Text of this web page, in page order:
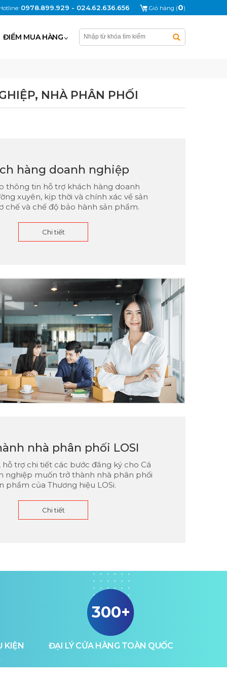
ĐIỂM MUA HÀNG
NHÀ PHÂN PHỐI
hàng doanh nghiệp
thông tin hỗ trợ khách hàng doanh
xuyên, kịp thời và chính xác về sản
chế và chế độ bảo hành sản phẩm.
Chi tiết
nhà phân phối LOSI
trợ chi tiết các bước đăng ký cho Cá
nghiệp muốn trở thành nhà phân phối
phẩm của Thương hiệu LOSi.
Chi tiết
KIỆN
300+
ĐẠI LÝ CỬA HÀNG TOÀN QUỐC
Giỏ hàng (0)
0978.899.929 - 024.62.636.656